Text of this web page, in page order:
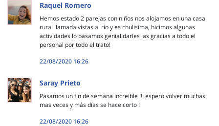
Raquel Romero
Hemos estado 2 parejas con niños nos alojamos en una casa
rural llamada vistas al rio y es chulisima, hicimos algunas
actividades lo pasamos genial darles las gracias a todo el
personal por todo el trato!
22/08/2020 16:26
Saray Prieto
Pasamos un fin de semana increíble !!l espero volver muchas
mas veces y más días se hace corto !
22/08/2020 16:26